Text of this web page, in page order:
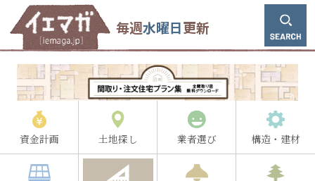
毎週水曜日更新
資金計画 土地探し 業者選び 構造・建材